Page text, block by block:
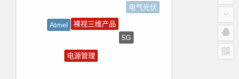
电气光伏
5G
电源管理